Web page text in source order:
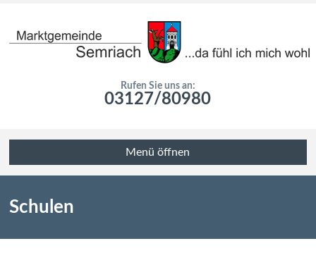
Rufen Sie uns an:
03127/80980
Menü öffnen
Schulen